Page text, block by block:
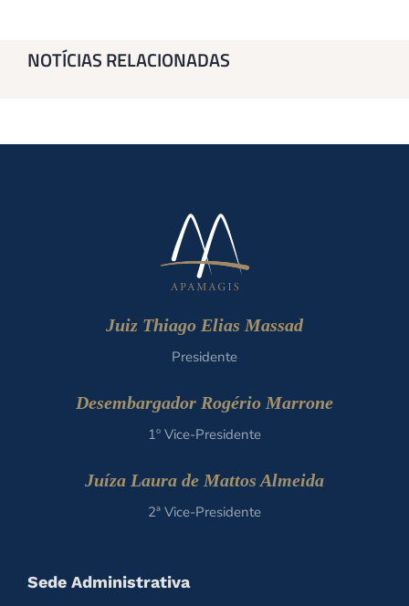
NOTÍCIAS RELACIONADAS
Juiz Thiago Elias Massad
Presidente
Desembargador Rogério Marrone
1º Vice-Presidente
Juíza Laura de Mattos Almeida
2ª Vice-Presidente
Sede Administrativa